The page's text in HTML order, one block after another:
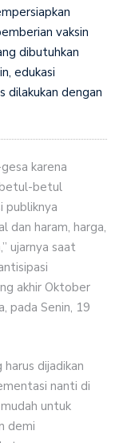
vaksin
dibutuhkan
edukasi
dilakukan dengan
karena
betul-betul
publiknya
dan haram, harga,
ujarnya saat
akhir Oktober
pada Senin, 19
dijadikan
nanti di
untuk
demi